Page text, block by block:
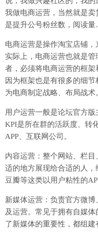
我做电商运营，当然就是
是提升公号粉丝数，阅读
电商运营是操作淘宝店铺，
实际上，电商运营也就是
者，必须将电商运营的框架
因为框架也是有很多的细
为电商制定战略、布局战术
用户运营一般是论坛官方
KPI是所在群的活跃度、转
APP、互联网公司。
内容运营：整个网站、栏
适的地方展现给合适的人，
豆瓣等这类以用户粘性的
新媒体运营：负责官方微
及运营。常见于拥有自媒
了新媒体的重要性，都组建